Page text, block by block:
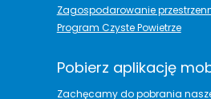
Zagospodarowanie
Program Czyste Powietrze
Pobierz aplikację
Zachęcamy do pobrania